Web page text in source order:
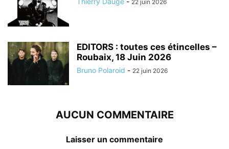
22 juin 2026
EDITORS : toutes ces étincelles –
Roubaix, 18 Juin 2026
Bruno Polaroid - 22 juin 2026
AUCUN COMMENTAIRE
Laisser un commentaire